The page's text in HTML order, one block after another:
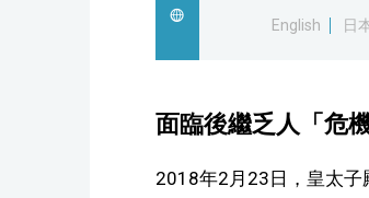
English
日
面臨後繼乏人「危
2018年2月23日，皇太